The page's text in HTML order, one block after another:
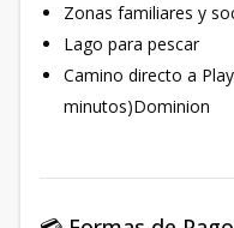
Zonas familiares y
Lago para pescar
Camino directo a
minutos)Dominion